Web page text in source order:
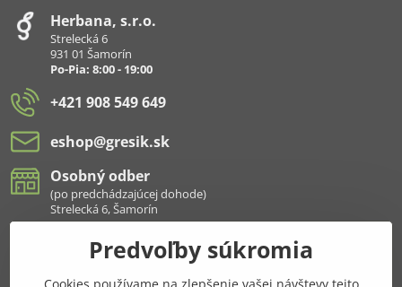
Herbana, s​.r​.o​.
Strelecká 6
931 01 Šamorín
Po-Pia: 8:00 - 19:00
+421 908 549 649
eshop​@gresik​.sk
Osobný odber
(po predchádzajúcej dohode)
Strelecká 6, Šamorín
Všetko k nákupu
Predvoľby súkromia